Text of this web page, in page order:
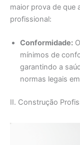
maior prova de que
profissional:
Conformidade:
mínimos de
garantindo a
normas legais
II. Construção